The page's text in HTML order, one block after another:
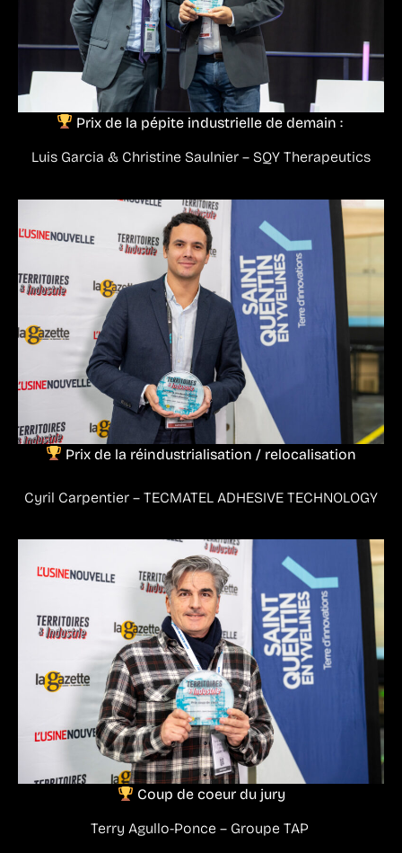
Prix de la pépite industrielle de demain :
Luis Garcia & Christine Saulnier – SQY Therapeutics
Prix de la réindustrialisation / relocalisation
Cyril Carpentier – TECMATEL ADHESIVE TECHNOLOGY
Coup de coeur du jury
Terry Agullo-Ponce – Groupe TAP